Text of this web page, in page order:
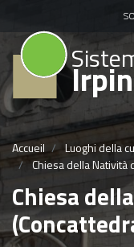
Accueil
Luoghi della
Chiesa della Natività
Chiesa